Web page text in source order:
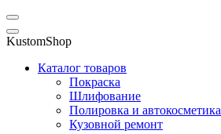
KustomShop
Каталог товаров
Покраска
Шлифование
Полировка и автокосметика
Кузовной ремонт